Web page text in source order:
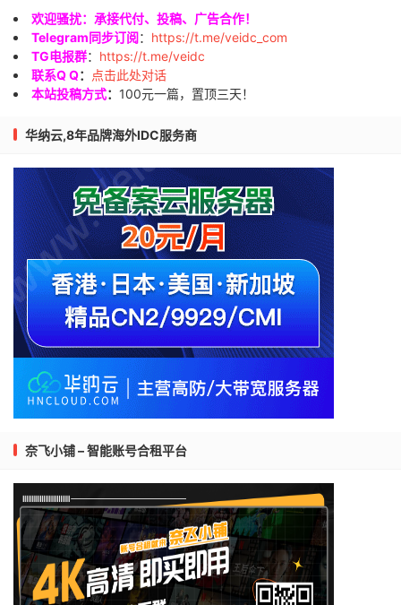
欢迎骚扰：承接代付、投稿、广告合作！
Telegram同步订阅： https://t.me/veidc_com
TG电报群： https://t.me/veidc
联系Q Q：
点击此处对话
本站投稿方式： 100元一篇，置顶三天！
华纳云,8年品牌海外IDC服务商
奈飞小铺 – 智能账号合租平台